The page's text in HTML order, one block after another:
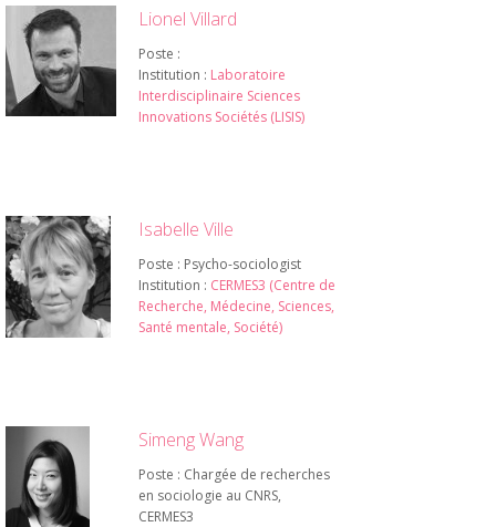
Lionel Villard
Poste :
Institution : Laboratoire
Interdisciplinaire Sciences
Innovations Sociétés (LISIS)
Isabelle Ville
Poste : Psycho-sociologist
Institution : CERMES3 (Centre de
Recherche, Médecine, Sciences,
Santé mentale, Société)
Simeng Wang
Poste : Chargée de recherches
en sociologie au CNRS,
CERMES3